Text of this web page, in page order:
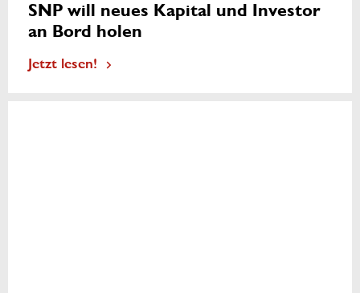
SNP will neues Kapital und Investor
an Bord holen
Jetzt lesen!